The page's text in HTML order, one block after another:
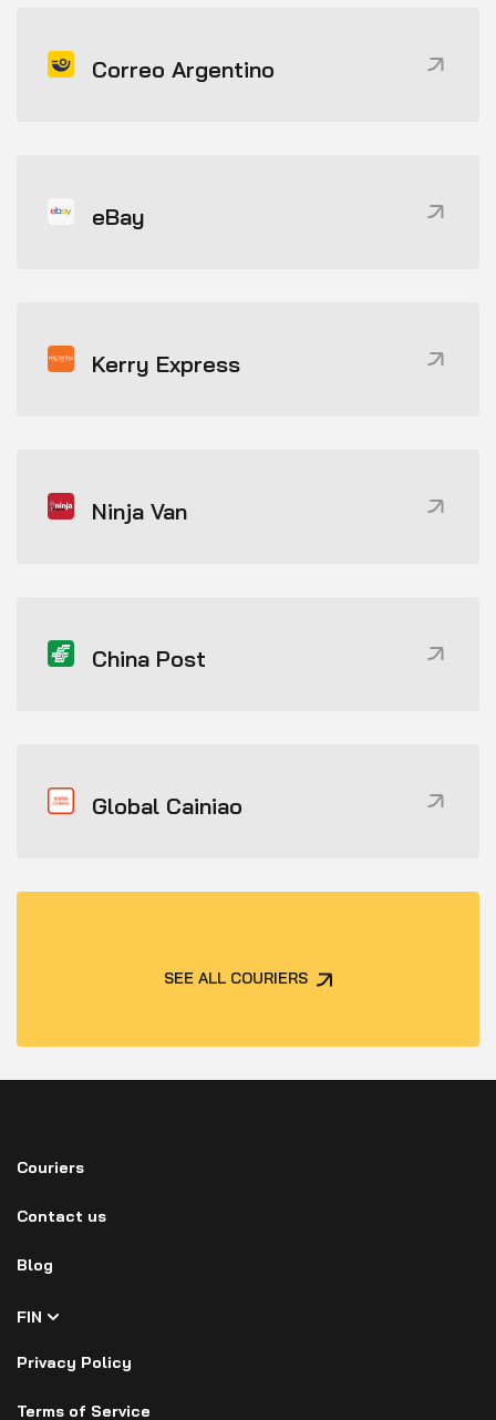
Correo Argentino
eBay
Kerry Express
Ninja Van
China Post
Global Cainiao
SEE ALL COURIERS
Couriers
Contact us
Blog
FIN
Privacy Policy
Terms of Service